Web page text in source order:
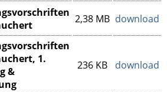
2,38 MB download
1.
&
236 KB download